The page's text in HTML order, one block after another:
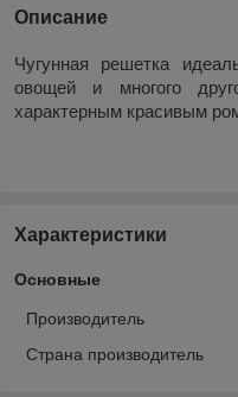
Описание
Чугунная решетка
овощей и многого
характерным красивым
Характеристики
Основные
Производитель
Страна производитель